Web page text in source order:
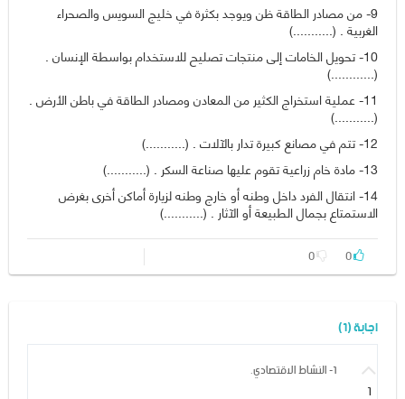
9- من مصادر الطاقة ظن ويوجد بكثرة في خليج السويس والصحراء
الغربية . (...........)
10- تحويل الخامات إلى منتجات تصليح للاستخدام بواسطة الإنسان .
(............)
11- عملية استخراج الكثير من المعادن ومصادر الطاقة في باطن الأرض .
(...........)
12- تتم في مصانع كبيرة تدار بالآلات . (...........)
13- مادة خام زراعية تقوم عليها صناعة السكر . (...........)
14- انتقال الفرد داخل وطنه أو خارج وطنه لزيارة أماكن أخرى بغرض
الاستمتاع بجمال الطبيعة أو الآثار . (...........)
0
0
اجابة (1)
1
1- النشاط الاقتصادي.